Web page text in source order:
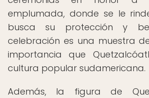
emplumada, donde se le
busca su protección y
celebración es una muestra
importancia que
cultura popular sudamericana.
Además, la figura de